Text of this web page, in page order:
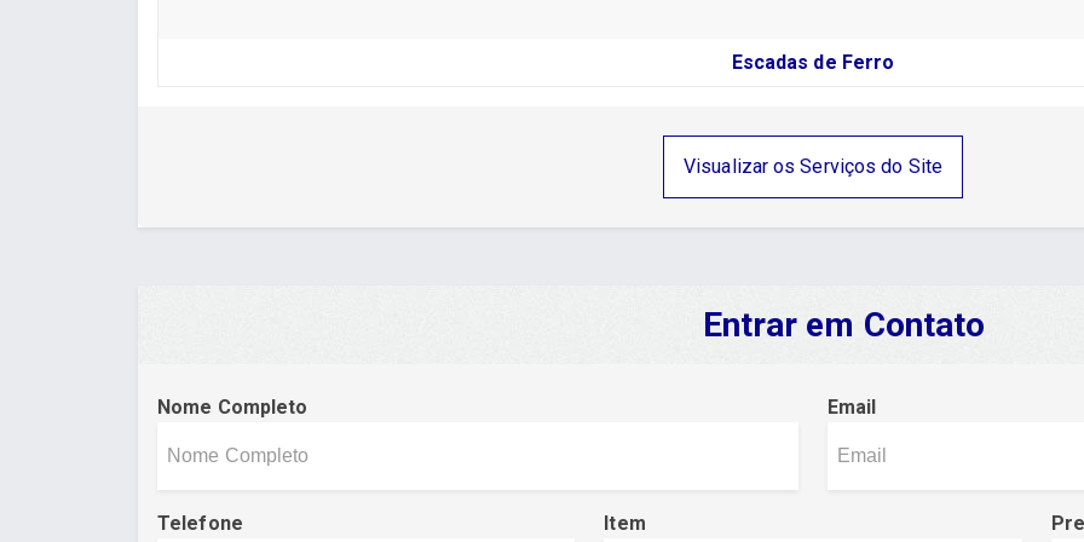
Escadas de Ferro
Visualizar os Serviços do Site
Entrar em Contato
Nome Completo Email
Telefone Item